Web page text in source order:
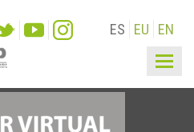
ES EU EN